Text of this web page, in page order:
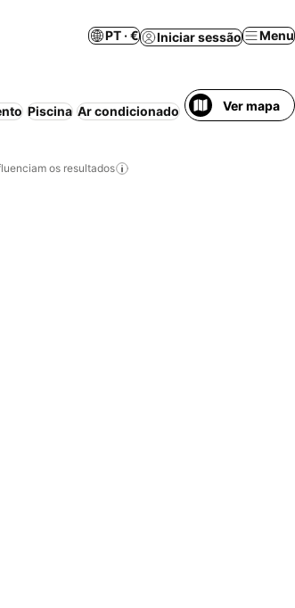
PT · € Iniciar sessão Menu
Piscina Ar condicionado AnimaisVer mapa
os resultados
aos favoritos
aos favoritos